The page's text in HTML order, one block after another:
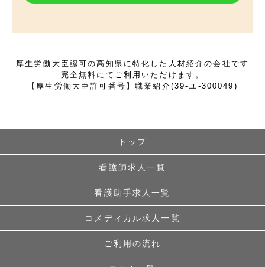
厚生労働大臣認可の高知県に特化した人材紹介の会社です
完全無料にてご利用いただけます。
【厚生労働大臣許可番号】職業紹介(39-ユ-300049)
トップ
看護師求人一覧
看護助手求人一覧
コメディカル求人一覧
ご利用の流れ